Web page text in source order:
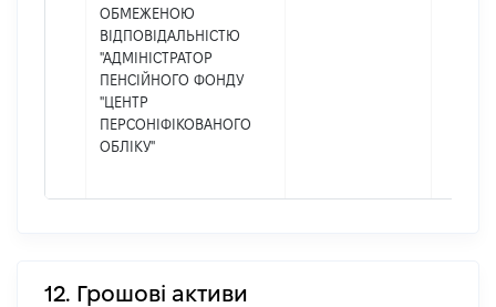
ОБМЕЖЕНОЮ
ВІДПОВІДАЛЬНІСТЮ
"АДМІНІСТРАТОР
ПЕНСІЙНОГО ФОНДУ
"ЦЕНТР
ПЕРСОНІФІКОВАНОГО
ОБЛІКУ"
12. Грошові активи